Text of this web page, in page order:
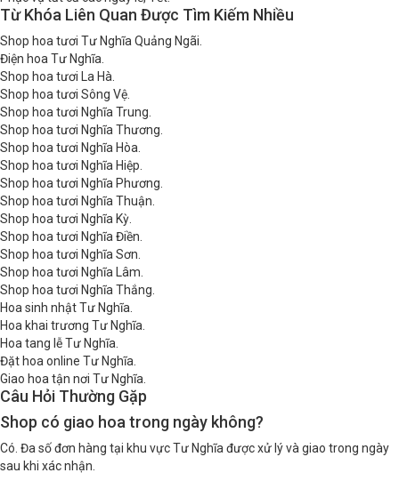
Từ Khóa Liên Quan Được Tìm Kiếm Nhiều
Shop hoa tươi Tư Nghĩa Quảng Ngãi.
Điện hoa Tư Nghĩa.
Shop hoa tươi La Hà.
Shop hoa tươi Sông Vệ.
Shop hoa tươi Nghĩa Trung.
Shop hoa tươi Nghĩa Thương.
Shop hoa tươi Nghĩa Hòa.
Shop hoa tươi Nghĩa Hiệp.
Shop hoa tươi Nghĩa Phương.
Shop hoa tươi Nghĩa Thuận.
Shop hoa tươi Nghĩa Kỳ.
Shop hoa tươi Nghĩa Điền.
Shop hoa tươi Nghĩa Sơn.
Shop hoa tươi Nghĩa Lâm.
Shop hoa tươi Nghĩa Thắng.
Hoa sinh nhật Tư Nghĩa.
Hoa khai trương Tư Nghĩa.
Hoa tang lễ Tư Nghĩa.
Đặt hoa online Tư Nghĩa.
Giao hoa tận nơi Tư Nghĩa.
Câu Hỏi Thường Gặp
Shop có giao hoa trong ngày không?
Có. Đa số đơn hàng tại khu vực Tư Nghĩa được xử lý và giao trong ngày
sau khi xác nhận.